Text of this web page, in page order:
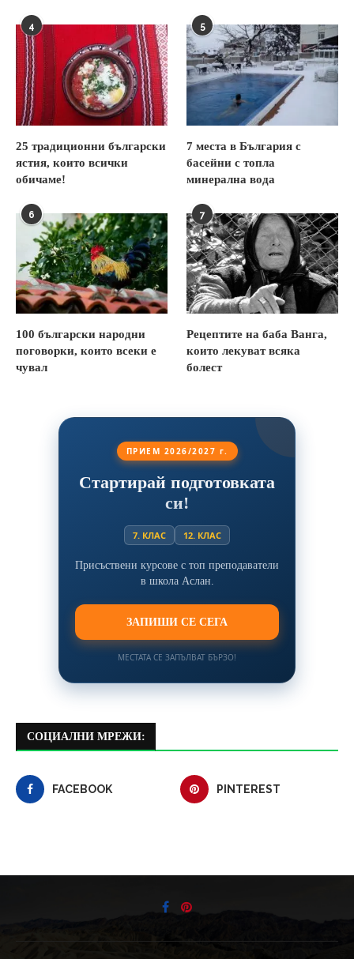
4
25 традиционни български
ястия, които всички
обичаме!
5
7 места в България с
басейни с топла
минерална вода
6
100 български народни
поговорки, които всеки е
чувал
7
Рецептите на баба Ванга,
които лекуват всяка
болест
ПРИЕМ 2026/2027 г.
Стартирай подготовката
си!
7. КЛАС 12. КЛАС
Присъствени курсове с топ преподаватели
в школа Аслан.
ЗАПИШИ СЕ СЕГА
МЕСТАТА СЕ ЗАПЪЛВАТ БЪРЗО!
СОЦИАЛНИ МРЕЖИ:
FACEBOOK PINTEREST